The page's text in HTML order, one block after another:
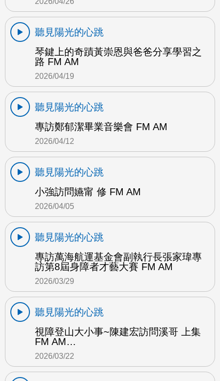
聽見陽光的心跳
琴鍵上的奇蹟黃崇恩與爸爸分享學習之
路 FM AM
2026/04/19
聽見陽光的心跳
專訪鄭郁潔畢業音樂會 FM AM
2026/04/12
聽見陽光的心跳
小強訪問嬿甯 修 FM AM
2026/04/05
聽見陽光的心跳
專訪萬海航運基金會副執行長張家瑋專
訪第8屆身障者才藝大賽 FM AM
2026/03/29
聽見陽光的心跳
視障登山大小事~陳建宏訪問溪哥 上集
FM AM…
2026/03/22